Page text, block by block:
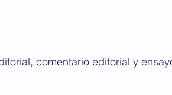
comentario editorial y